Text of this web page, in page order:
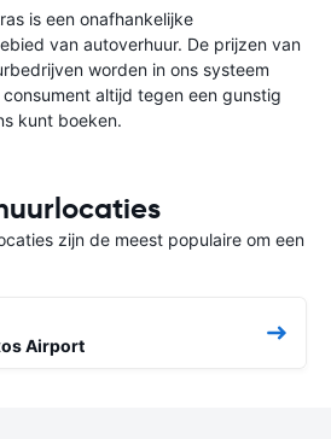
is een onafhankelijke
van autoverhuur. De prijzen van
worden in ons systeem
altijd tegen een gunstig
kunt boeken.
zijn de meest populaire om een
Airport